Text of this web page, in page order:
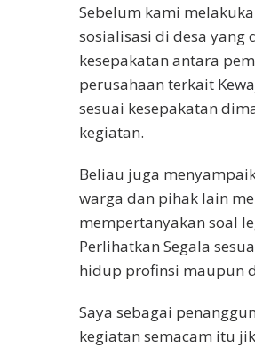
Sebelum kami
sosialisasi di desa
kesepakatan antara
perusahaan terkait
sesuai kesepakatan
kegiatan.
Beliau juga
warga dan pihak lain
mempertanyakan soal
Perlihatkan Segala
hidup profinsi maupun
Saya sebagai
kegiatan semacam itu